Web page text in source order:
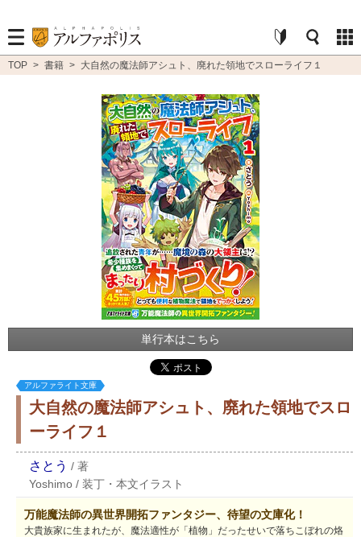
TOP > 書籍 > 大自然の魔法師アシュト、廃れた領地でスローライフ１
単行本はこちら
アルファライト文庫
大自然の魔法師アシュト、廃れた領地でスロ
ーライフ１
さとう / 著
Yoshimo / 装丁・本文イラスト
万能魔法師の異世界開拓ファンタジー、待望の文庫化！
大貴族家に生まれたが、魔法適性が「植物」だったせいで落ちこぼれの烙